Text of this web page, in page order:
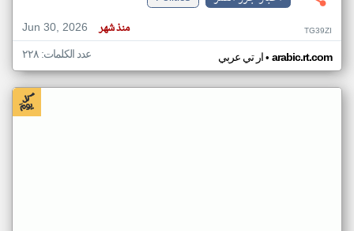
Jun 30, 2026
منذ شهر TG39ZI
ار تي عربي• arabic.rt.com عدد الكلمات: ٢٢٨